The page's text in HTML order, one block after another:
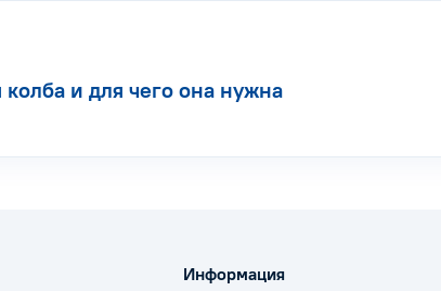
колба и для чего она нужна
Информация